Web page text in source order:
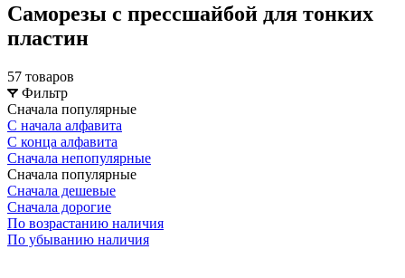
Саморезы с прессшайбой для тонких
пластин
57 товаров
Фильтр
Сначала популярные
С начала алфавита
С конца алфавита
Сначала непопулярные
Сначала популярные
Сначала дешевые
Сначала дорогие
По возрастанию наличия
По убыванию наличия